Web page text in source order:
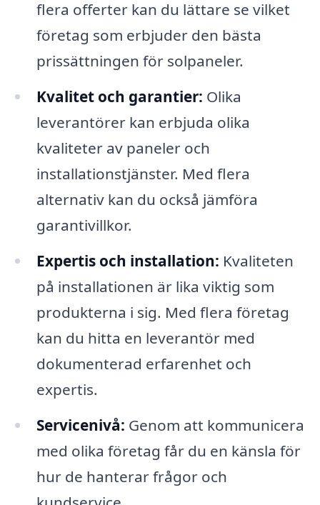
flera offerter kan du lättare se vilket
företag som erbjuder den bästa
prissättningen för solpaneler.
Kvalitet och garantier: Olika
leverantörer kan erbjuda olika
kvaliteter av paneler och
installationstjänster. Med flera
alternativ kan du också jämföra
garantivillkor.
Expertis och installation: Kvaliteten
på installationen är lika viktig som
produkterna i sig. Med flera företag
kan du hitta en leverantör med
dokumenterad erfarenhet och
expertis.
Servicenivå: Genom att kommunicera
med olika företag får du en känsla för
hur de hanterar frågor och